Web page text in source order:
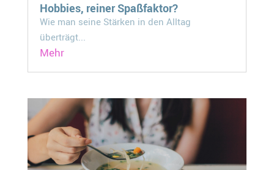
Hobbies, reiner Spaßfaktor?
Wie man seine Stärken in den Alltag
überträgt...
Mehr